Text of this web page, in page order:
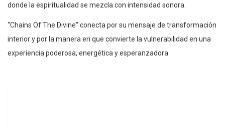
donde la espiritualidad se mezcla con intensidad sonora.
“Chains Of The Divine” conecta por su mensaje de transformación
interior y por la manera en que convierte la vulnerabilidad en una
experiencia poderosa, energética y esperanzadora.